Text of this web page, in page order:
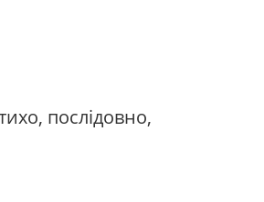
послідовно,